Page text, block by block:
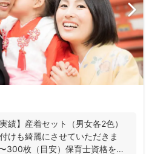
績】産着セット（男女各2色）
けも綺麗にさせていただきま
300枚（目安）保育士資格を持